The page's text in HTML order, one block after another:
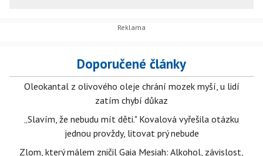
Doporučené články
Oleokantal z olivového oleje chrání mozek myší, u lidí
zatím chybí důkaz
„Slavím, že nebudu mít děti." Kovalová vyřešila otázku
jednou provždy, litovat prý nebude
Zlom, který málem zničil Gaia Mesiah: Alkohol, závislost,